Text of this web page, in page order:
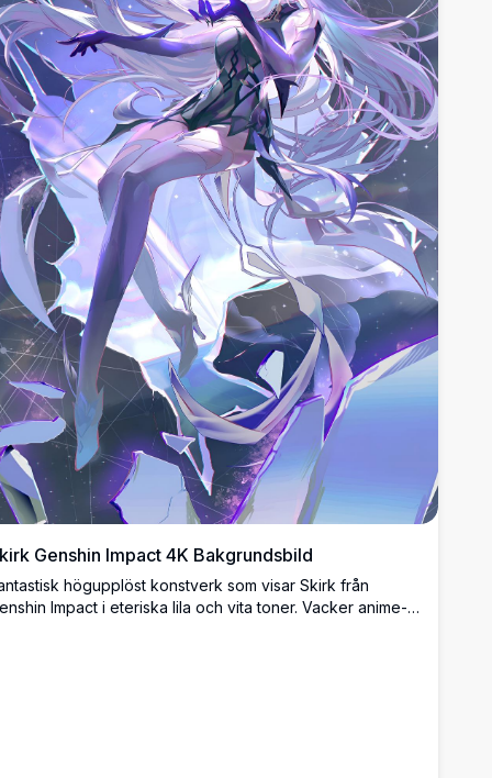
Genshin Impact 4K Bakgrundsbild
högupplöst konstverk som visar Skirk från
Impact i eteriska lila och vita toner. Vacker anime-